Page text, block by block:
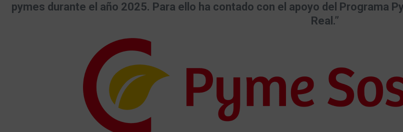
pymes durante el año 2025. Para ello ha contado con el apoyo del Programa
Real.”